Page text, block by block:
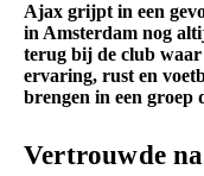
Ajax grijpt in een
in Amsterdam nog
terug bij de club
ervaring, rust en
brengen in een groep
Vertrouwde